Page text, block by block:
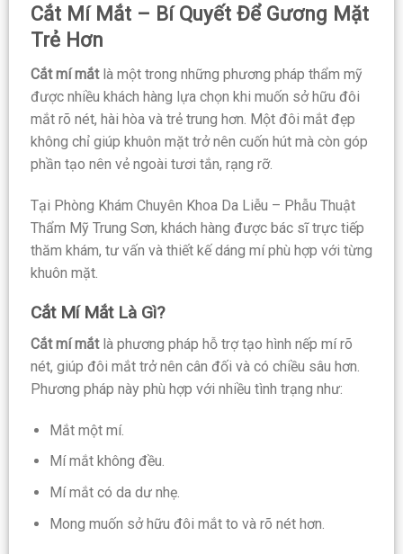
Cắt Mí Mắt – Bí Quyết Để Gương Mặt
Trẻ Hơn
Cắt mí mắtlà một trong những phương pháp thẩm mỹ
được nhiều khách hàng lựa chọn khi muốn sở hữu đôi
mắt rõ nét, hài hòa và trẻ trung hơn. Một đôi mắt đẹp
không chỉ giúp khuôn mặt trở nên cuốn hút mà còn góp
phần tạo nên vẻ ngoài tươi tắn, rạng rỡ.
Tại Phòng Khám Chuyên Khoa Da Liễu – Phẫu Thuật
Thẩm Mỹ Trung Sơn, khách hàng được bác sĩ trực tiếp
thăm khám, tư vấn và thiết kế dáng mí phù hợp với từng
khuôn mặt.
Cắt Mí Mắt Là Gì?
Cắt mí mắtlà phương pháp hỗ trợ tạo hình nếp mí rõ
nét, giúp đôi mắt trở nên cân đối và có chiều sâu hơn.
Phương pháp này phù hợp với nhiều tình trạng như:
Mắt một mí.
Mí mắt không đều.
Mí mắt có da dư nhẹ.
Mong muốn sở hữu đôi mắt to và rõ nét hơn.